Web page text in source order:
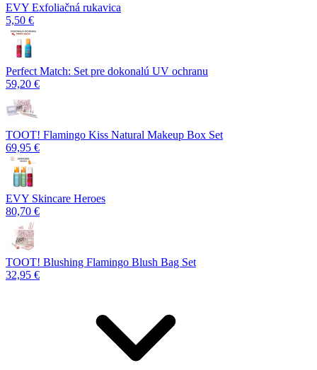
EVY Exfoliačná rukavica
5,50 €
Perfect Match: Set pre dokonalú UV ochranu
59,20 €
TOOT! Flamingo Kiss Natural Makeup Box Set
69,95 €
EVY Skincare Heroes
80,70 €
TOOT! Blushing Flamingo Blush Bag Set
32,95 €